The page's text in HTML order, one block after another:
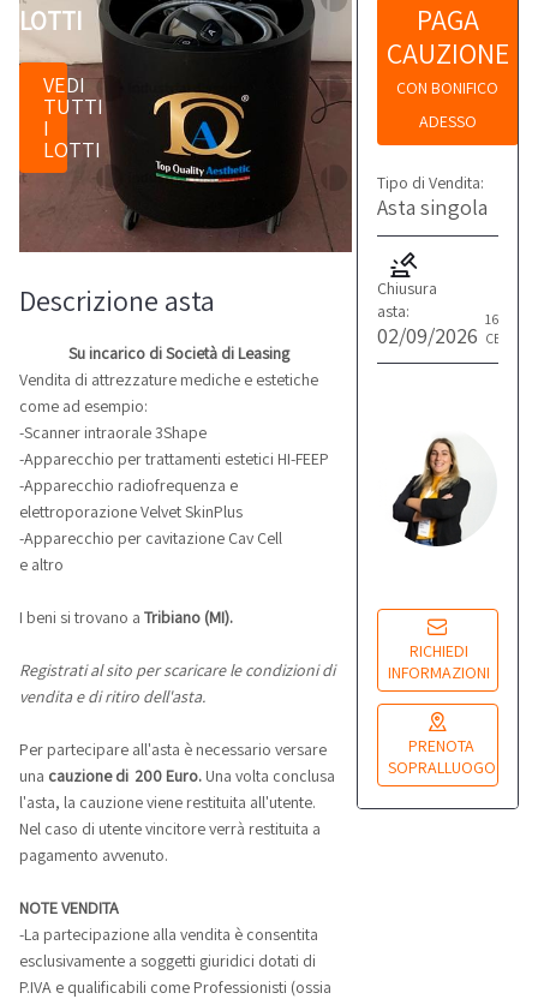
LOTTI
VEDI
TUTTI
I
LOTTI
PAGA
CAUZIONE
CON BONIFICO
ADESSO
Tipo di Vendita:
Asta singola
Chiusura
asta:
02/09/2026
16:00
CET
RICHIEDI
INFORMAZIONI
PRENOTA
SOPRALLUOGO
Descrizione asta
Su incarico di Società di Leasing
Vendita di attrezzature mediche e estetiche
come ad esempio:
-Scanner intraorale 3Shape
-Apparecchio per trattamenti estetici HI-FEEP
-Apparecchio radiofrequenza e
elettroporazione Velvet SkinPlus
-Apparecchio per cavitazione Cav Cell
e altro
I beni si trovano a Tribiano (MI).
Registrati al sito per scaricare le condizioni di
vendita e di ritiro dell'asta.
Per partecipare all'asta è necessario versare
una cauzione di 200 Euro. Una volta conclusa
l'asta, la cauzione viene restituita all'utente.
Nel caso di utente vincitore verrà restituita a
pagamento avvenuto.
NOTE VENDITA
-La partecipazione alla vendita è consentita
esclusivamente a soggetti giuridici dotati di
P.IVA e qualificabili come Professionisti (ossia